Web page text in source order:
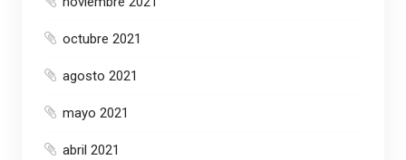
octubre 2021
agosto 2021
mayo 2021
abril 2021